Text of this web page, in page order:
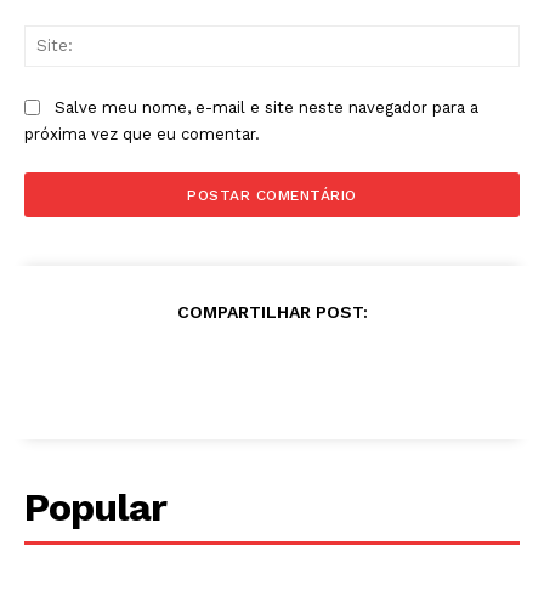
Salve meu nome, e-mail e site neste navegador para a
próxima vez que eu comentar.
COMPARTILHAR POST:
Popular